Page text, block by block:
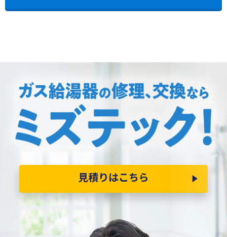
見積りはこちら